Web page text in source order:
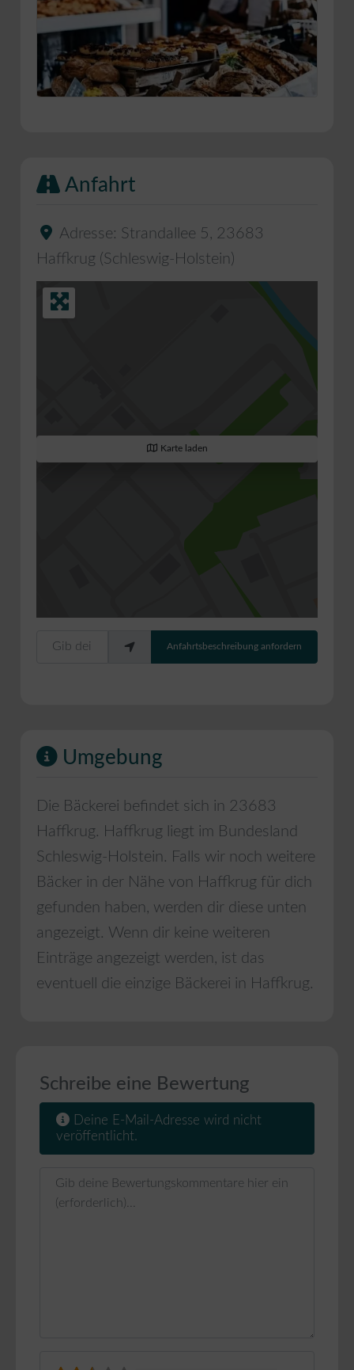
Anfahrt
Adresse: Strandallee 5 , 23683
Haffkrug (Schleswig-Holstein)
Karte laden
Gib deinen Standort ein.
Anfahrtsbeschreibung anfordern
Umgebung
Die Bäckerei befindet sich in 23683
Haffkrug. Haffkrug liegt im Bundesland
Schleswig-Holstein . Falls wir noch weitere
Bäcker in der Nähe von Haffkrug für dich
gefunden haben, werden dir diese unten
angezeigt. Wenn dir keine weiteren
Einträge angezeigt werden, ist das
eventuell die einzige Bäckerei in Haffkrug.
Schreibe eine Bewertung
Deine E-Mail-Adresse wird nicht
veröffentlicht.